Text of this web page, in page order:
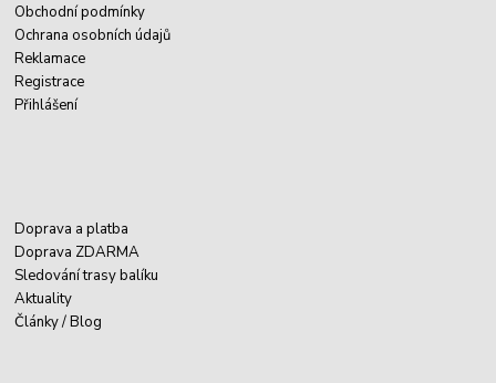
Obchodní podmínky
Ochrana osobních údajů
Reklamace
Registrace
Přihlášení
Doprava a platba
Doprava ZDARMA
Sledování trasy balíku
Aktuality
Články / Blog